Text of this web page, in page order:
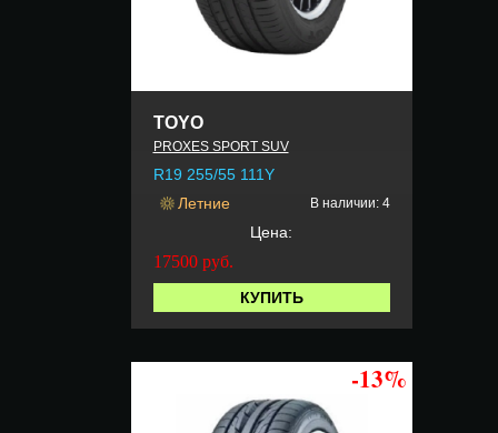
TOYO
PROXES SPORT SUV
R19 255/55 111Y
Летние
В наличии: 4
Цена:
17500 руб.
КУПИТЬ
-13%